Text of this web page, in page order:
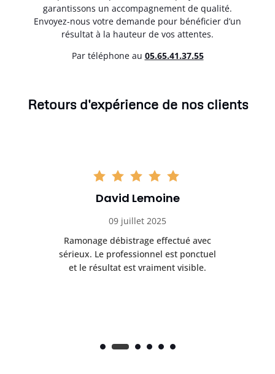
garantissons un accompagnement de qualité.
Envoyez-nous votre demande pour bénéficier d’un
résultat à la hauteur de vos attentes.
Par téléphone au 05.65.41.37.55
Retours d'expérience de nos clients
David Lemoine
09 juillet 2025
Ramonage débistrage effectué avec
sérieux. Le professionnel est ponctuel
et le résultat est vraiment visible.